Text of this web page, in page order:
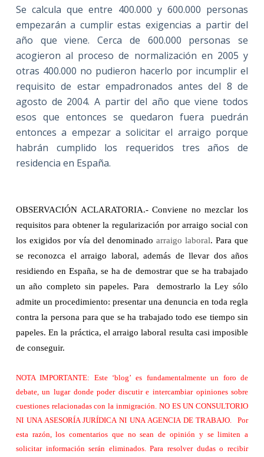
Se calcula que entre 400.000 y 600.000 personas
empezarán a cumplir estas exigencias a partir del
año que viene. Cerca de 600.000 personas se
acogieron al proceso de normalización en 2005 y
otras 400.000 no pudieron hacerlo por incumplir el
requisito de estar empadronados antes del 8 de
agosto de 2004. Apartir del año que viene todos
esos que entonces se quedaron fuera puedrán
entonces a empezar a solicitar el arraigo porque
habrán cumplido los requeridos tres años de
residencia en España.
OBSERVACIÓN ACLARATORIA.- Conviene no mezclar los
requisitos para obtener la regularización por arraigo social con
los exigidos por vía del denominadoarraigo laboral. Para que
se reconozca el arraigo laboral, además de llevar dos años
residiendo en España, se ha de demostrar que se ha trabajado
un año completo sin papeles. Para
demostrarlo la Ley sólo
admite un procedimiento: presentar una denuncia en toda regla
contra la persona para que se ha trabajado todo ese tiempo sin
papeles. En la práctica, el arraigo laboral resulta casi imposible
de conseguir.
NOTA IMPORTANTE: Este ‘blog’ es fundamentalmente un foro de
debate, un lugar donde poder discutir e intercambiar opiniones sobre
cuestiones relacionadas con la inmigración. NO ES UN CONSULTORIO
NI UNA ASESORÍA JURÍDICA NI UNA AGENCIA DE TRABAJO.
Por
esta razón, los comentarios que no sean de opinión y se limiten a
solicitar información serán eliminados. Para resolver dudas o recibir